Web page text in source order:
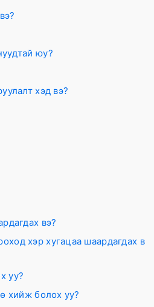
юу?
хэд вэ?
вэ?
хэр хугацаа шаардагдах в
уу?
хийж болох уу?